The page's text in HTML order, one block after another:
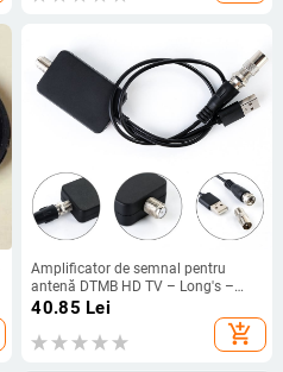
Amplificator de semnal pentru
antenă DTMB HD TV – Long's –
Brand privat autorizat
40.85 Lei
add_shopping_cart